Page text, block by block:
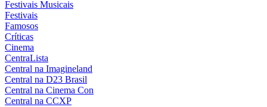
Festivais Musicais
Festivais
Famosos
Críticas
Cinema
CentraLista
Central na Imagineland
Central na D23 Brasil
Central na Cinema Con
Central na CCXP